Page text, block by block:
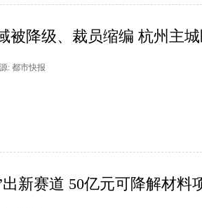
被降级、裁员缩编 杭州主
: 都市快报
新赛道 50亿元可降解材料